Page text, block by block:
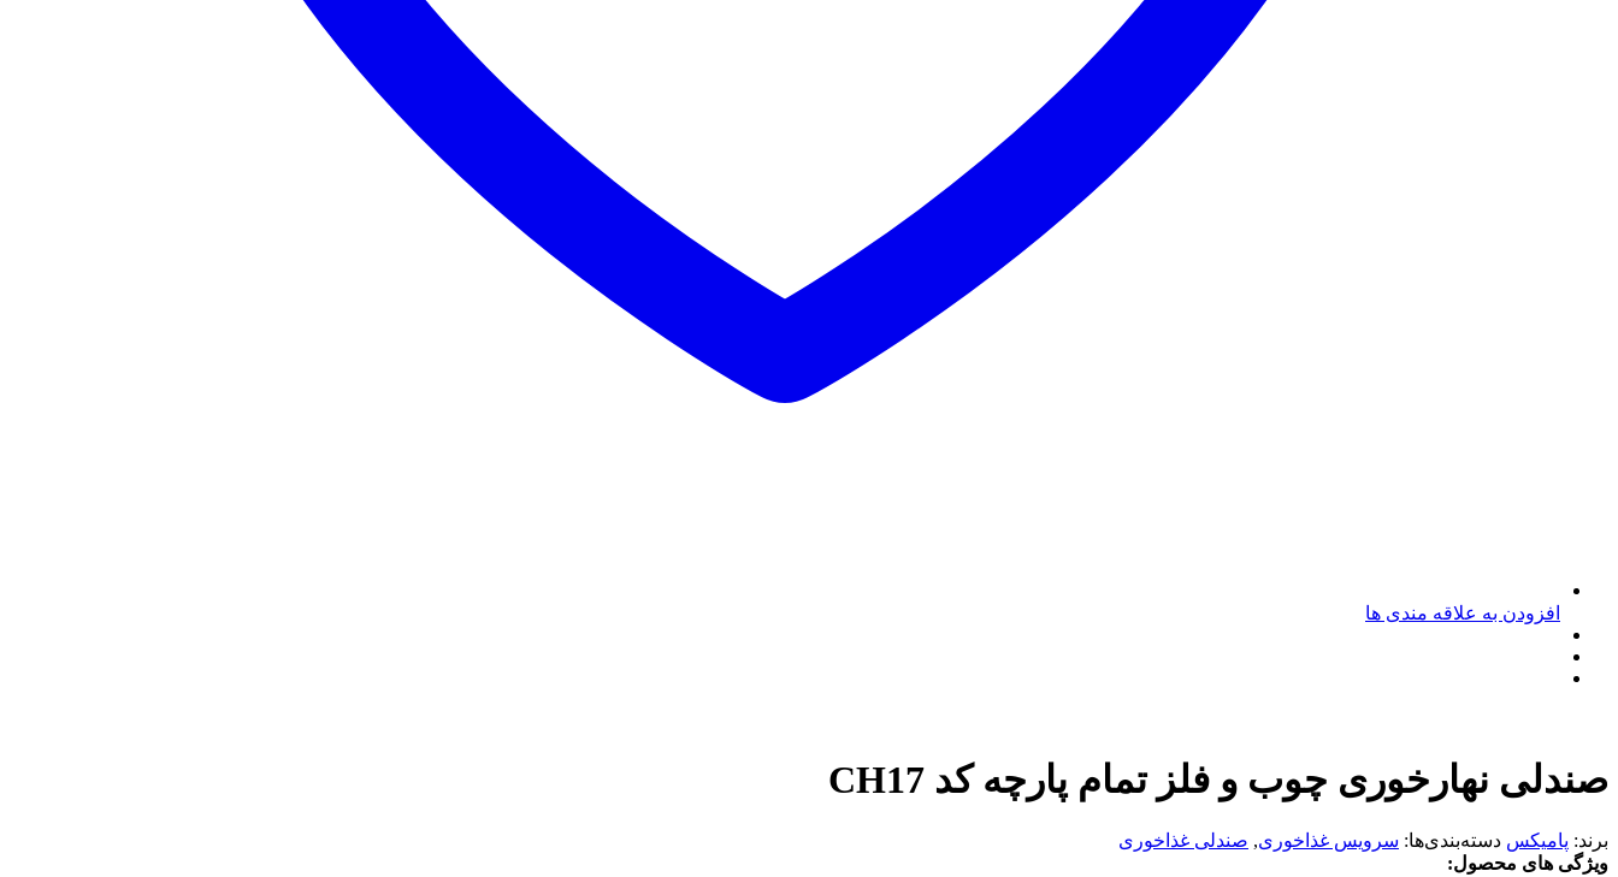
افزودن به علاقه مندی ها
صندلی نهارخوری چوب و فلز تمام پارچه کد CH17
برند: پامیکس دسته‌بندی‌ها: سرویس غذاخوری, صندلی غذاخوری
ویژگی های محصول: